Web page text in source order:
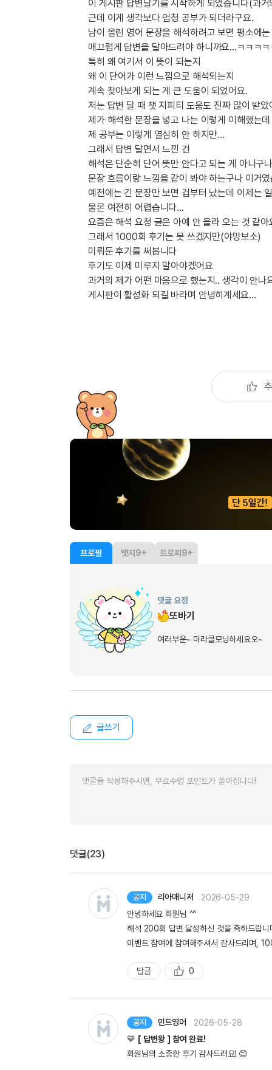
업적 트로피&퀘스트 업적 트로피
퀘스트
퀘스트
퀘스트
퀘스트
업적 트로피
업적 트로피
업적 트로피
[도전]이디엄퀴즈
[도전]이디엄퀴즈
[도전]이디엄퀴즈
[도전]이디엄퀴즈
[도전]어휘퀴즈새글
[도전]어휘퀴즈
[도전]어휘퀴즈새글
[도전]어휘퀴즈
[도전]어휘퀴즈
[도전]어휘퀴즈
[도전]어휘퀴즈새글
[도전]어휘퀴즈
[도전]어휘퀴즈새글
[도전]어휘퀴즈
유용한영어표현
유용한영어표현
유용한영어표현
이 게시판 답변달기를 시작하게 되었습니다(과
근데 이게 생각보다 엄청 공부가 되더라구요.
남이 올린 영어 문장을 해석하려고 보면 평소에
매끄럽게 답변을 달아드려야 하니까요...ㅋㅋㅋ
특히 왜 여기서 이 뜻이 되는지
왜 이 단어가 이런 느낌으로 해석되는지
계속 찾아보게 되는 게 큰 도움이 되었어요.
저는 답변 달 때 챗 지피티 도움도 진짜 많이 받았
제가 해석한 문장을 넣고 나는 이렇게 이해했는
제 공부는 이렇게 열심히 안 하지만...
그래서 답변 달면서 느낀 건
해석은 단순히 단어 뜻만 안다고 되는 게 아니구
문장 흐름이랑 느낌을 같이 봐야 하는구나 이거
예전에는 긴 문장만 보면 겁부터 났는데 이제는
물론 여전히 어렵습니다…
요즘은 해석 요청 글은 아예 안 올라 오는 것 같아
그래서 1000회 후기는 못 쓰겠지만(야망보소)
미뤄둔 후기를 써봅니다
후기도 이제 미루지 말아야겠어요
과거의 제가 어떤 마음으로 했는지.. 생각이 안나
게시판이 활성화 되길 바라며 안녕히계세요...
프로필 뱃지 9+ 트로피 9+
댓글 요정
또바기
여러부운~ 미라클모닝하세요오~
글쓰기
댓글(23)
공지 리아매니저
2026-05-29
안녕하세요 회원님 ^^
해석 200회 답변 달성하신 것을 축하드립니
이벤트 참여에 참여해주셔서 감사드리며,
답글
추
천
0
공지 민트영어
2026-05-28
💙 [ 답변왕 ] 참여 완료!
회원님의 소중한 후기 감사드려요! 😊